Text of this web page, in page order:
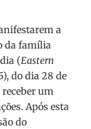
a
da família
(Eastern
do dia 28 de
receber um
Após esta
do